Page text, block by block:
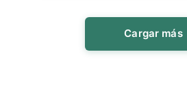
Cargar más